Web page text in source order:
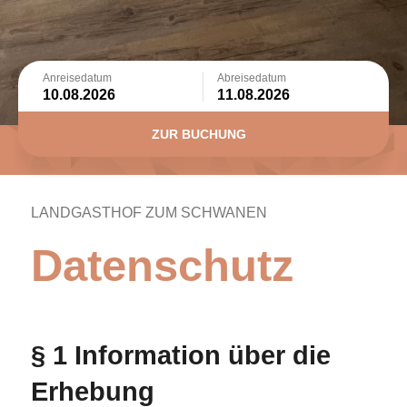
Anreisedatum Abreisedatum
ZUR BUCHUNG
LANDGASTHOF ZUM SCHWANEN
Datenschutz
§ 1 Information über die
Erhebung